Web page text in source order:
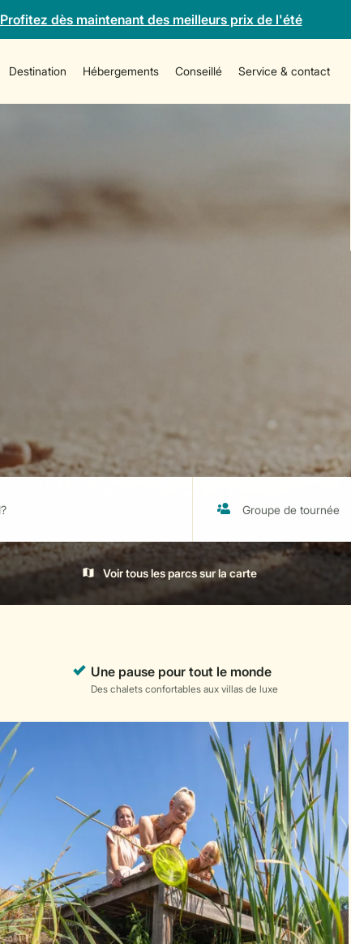
Profitez dès maintenant des meilleurs prix de l'été
Destination Hébergements Conseillé Service & contact
Voir tous les parcs sur la carte